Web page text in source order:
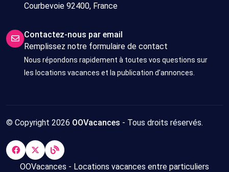
Courbevoie 92400, France
Contactez-nous par email
Remplissez notre formulaire de contact
Nous répondons rapidement à toutes vos questions sur
les locations vacances et la publication d’annonces.
© Copyright 2026 OOVacances - Tous droits réservés.
OOVacances - Locations vacances entre particuliers